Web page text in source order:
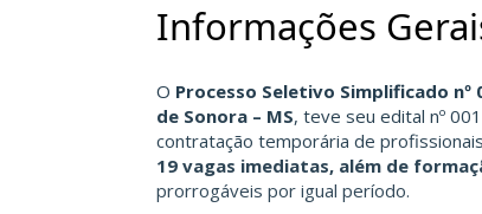
Informações
O Processo Seletivo Simplificado nº
de Sonora – MS, teve seu edital nº
contratação temporária de
19 vagas imediatas, além de
prorrogáveis por igual período.